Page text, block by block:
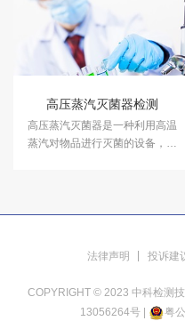
CNAS资质认证.
高压蒸汽灭菌器检测
高压蒸汽灭菌器是一种利用高温
蒸汽对物品进行灭菌的设备，广
具备CMA、CNAS资质认证。
法律声明 投诉建
COPYRIGHT © 2023 中科检测
13056264号 | 粤